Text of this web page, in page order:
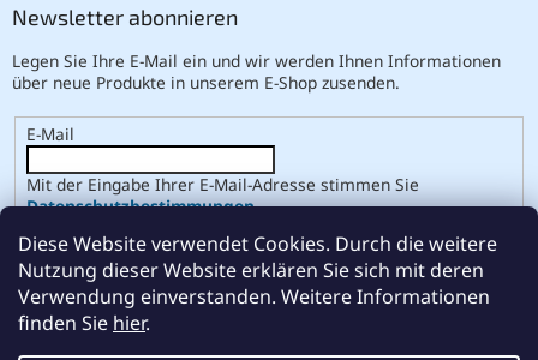
Diese Website verwendet Cookies. Durch die weitere
Nutzung dieser Website erklären Sie sich mit deren
Verwendung einverstanden. Weitere Informationen
finden Sie hier.
Newsletter abonnieren
Legen Sie Ihre E-Mail ein und wir werden Ihnen Informationen
über neue Produkte in unserem E-Shop zusenden.
E-Mail
Mit der Eingabe Ihrer E-Mail-Adresse stimmen Sie
Datenschutzbestimmungen.
ANMELDEN